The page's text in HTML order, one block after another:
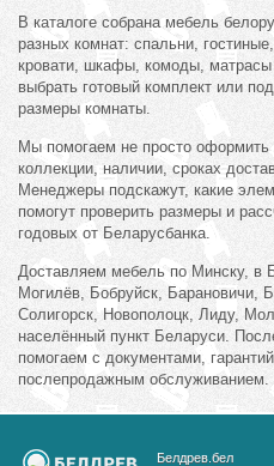
В каталоге собрана мебель
разных комнат: спальни,
кровати, шкафы, комоды,
выбрать готовый комплект или
размеры комнаты.
Мы помогаем не просто оформить
коллекции, наличии, сроках
Менеджеры подскажут, какие
помогут проверить размеры и
годовых от Беларусбанка.
Доставляем мебель по Минску, в
Могилёв, Бобруйск, Барановичи,
Солигорск, Новополоцк, Лиду,
населённый пункт Беларуси.
помогаем с документами,
послепродажным обслуживанием.
Белдрев.бел